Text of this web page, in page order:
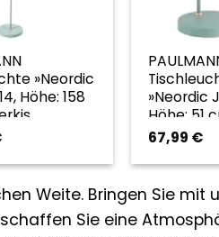
»Neordic
Höhe: 158
»Neordic
Höhe: 51
67,99 €
Weite. Bringen Sie mit
Sie eine